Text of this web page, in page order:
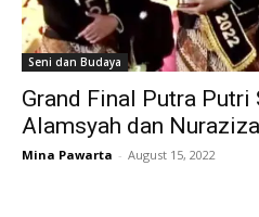
Seni dan Budaya
Grand Final Putra Putri
Alamsyah dan
Mina Pawarta - August 15, 2022